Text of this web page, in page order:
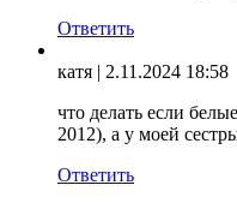
Ответить
катя | 2.11.2024 18:58
что делать если
2012), а у моей
Ответить